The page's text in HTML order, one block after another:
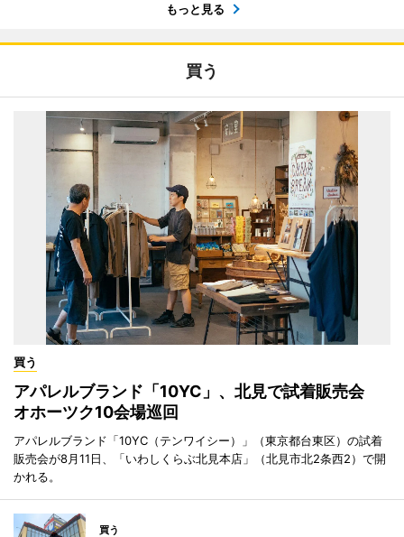
もっと見る
買う
買う
アパレルブランド「10YC」、北見で試着販売会
オホーツク10会場巡回
アパレルブランド「10YC（テンワイシー）」（東京都台東区）の試着
販売会が8月11日、「いわしくらぶ北見本店」（北見市北2条西2）で開
かれる。
買う